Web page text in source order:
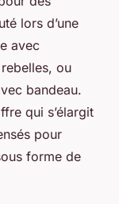
lors d’une
avec
ou
bandeau.
qui s’élargit
pour
forme de